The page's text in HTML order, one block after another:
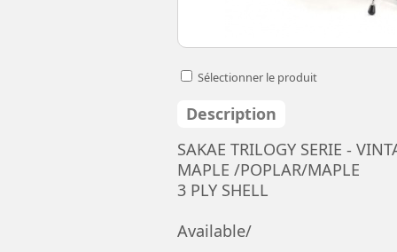
Sélectionner le produit
Description
SAKAE TRILOGY SERIE -
MAPLE /POPLAR/MAPLE
3 PLY SHELL
Available/